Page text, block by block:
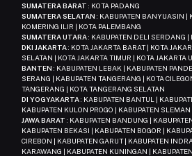
SUMATERA BARAT : KOTA PADANG
SUMATERA SELATAN : KABUPATEN BANYUASIN |
KOMERING ILIR | KOTA PALEMBANG
SUMATERA UTARA: KABUPATEN DELI SERDANG
DKI JAKARTA: KOTA JAKARTA BARAT | KOTA
SELATAN | KOTA JAKARTA TIMUR | KOTA JAKARTA
BANTEN : KABUPATEN LEBAK | KABUPATEN
SERANG | KABUPATEN TANGERANG | KOTA
TANGERANG | KOTA TANGERANG SELATAN
DI YOGYAKARTA: KABUPATEN BANTUL |
KABUPATEN KULON PROGO | KABUPATEN
JAWA BARAT : KABUPATEN BANDUNG |
KABUPATEN BEKASI | KABUPATEN BOGOR |
CIREBON | KABUPATEN GARUT | KABUPATEN
KARAWANG | KABUPATEN KUNINGAN |